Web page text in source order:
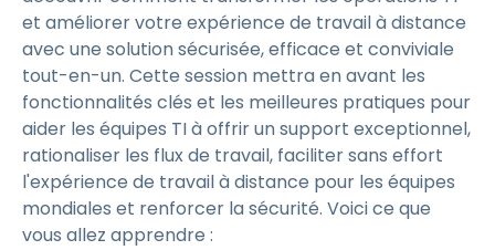
et améliorer votre expérience de travail à distance
avec une solution sécurisée, efficace et conviviale
tout-en-un. Cette session mettra en avant les
fonctionnalités clés et les meilleures pratiques pour
aider les équipes TI à offrir un support exceptionnel,
rationaliser les flux de travail, faciliter sans effort
l'expérience de travail à distance pour les équipes
mondiales et renforcer la sécurité. Voici ce que
vous allez apprendre :